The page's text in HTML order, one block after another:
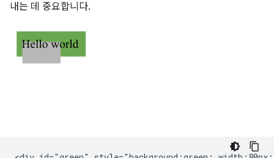
내는 데 중요합니다.